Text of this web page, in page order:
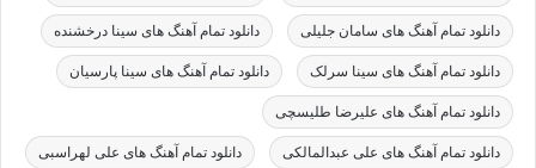
دانلود تمام آهنگ های سامان جلیلی دانلود تمام آهنگ های سینا درخشنده
دانلود تمام آهنگ های سینا سرلک دانلود تمام آهنگ های سینا پارسیان
دانلود تمام آهنگ های علیرضا طلیسچی
دانلود تمام آهنگ های علی عبدالمالکی دانلود تمام آهنگ های علی لهراسبی